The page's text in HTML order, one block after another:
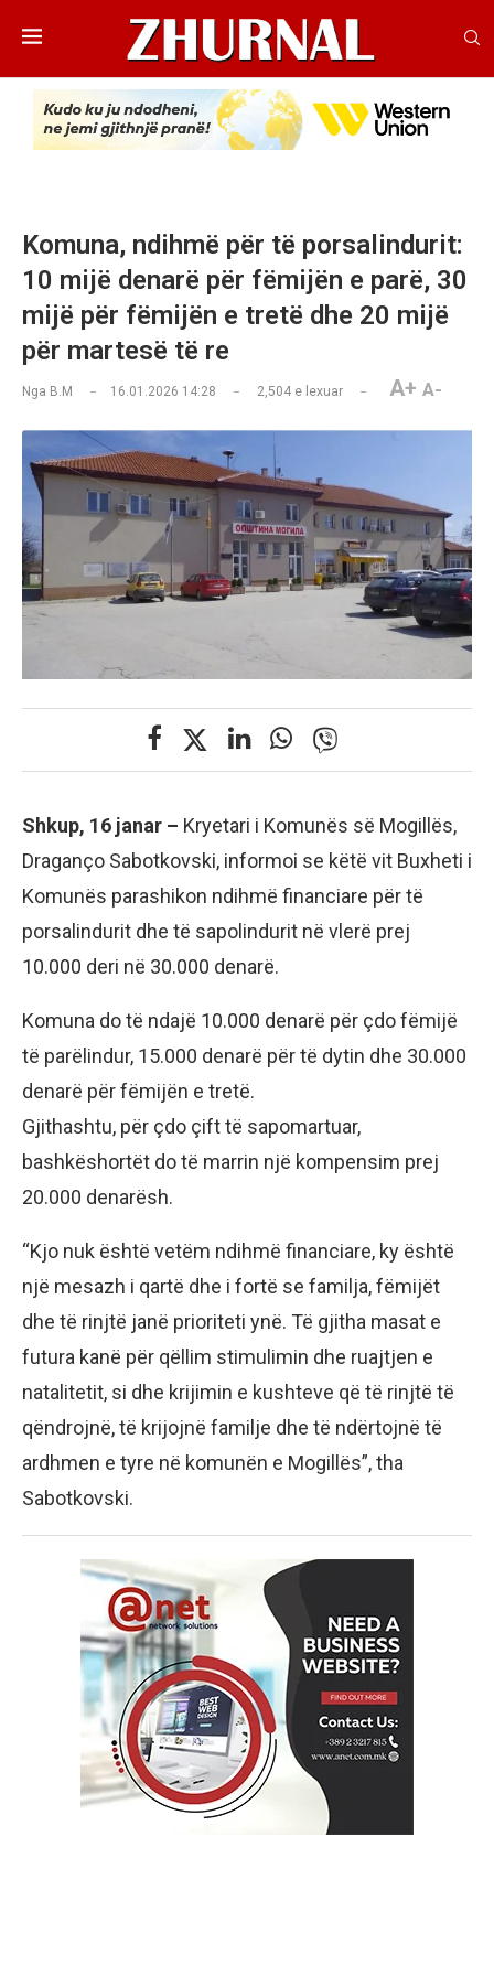
Komuna, ndihmë për të porsalindurit:
10 mijë denarë për fëmijën e parë, 30
mijë për fëmijën e tretë dhe 20 mijë
për martesë të re
Nga B.M 16.01.2026 14:28 2,504 e lexuar A+ A-
Shkup, 16 janar – Kryetari i Komunës së Mogillës,
Draganço Sabotkovski, informoi se këtë vit Buxheti i
Komunës parashikon ndihmë financiare për të
porsalindurit dhe të sapolindurit në vlerë prej
10.000 deri në 30.000 denarë.
Komuna do të ndajë 10.000 denarë për çdo fëmijë
të parëlindur, 15.000 denarë për të dytin dhe 30.000
denarë për fëmijën e tretë.
Gjithashtu, për çdo çift të sapomartuar,
bashkëshortët do të marrin një kompensim prej
20.000 denarësh.
“Kjo nuk është vetëm ndihmë financiare, ky është
një mesazh i qartë dhe i fortë se familja, fëmijët
dhe të rinjtë janë prioriteti ynë. Të gjitha masat e
futura kanë për qëllim stimulimin dhe ruajtjen e
natalitetit, si dhe krijimin e kushteve që të rinjtë të
qëndrojnë, të krijojnë familje dhe të ndërtojnë të
ardhmen e tyre në komunën e Mogillës”, tha
Sabotkovski.